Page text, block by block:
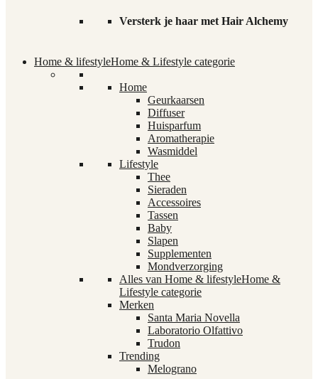
Versterk je haar met Hair Alchemy
Home & lifestyleHome & Lifestyle categorie
Home
Geurkaarsen
Diffuser
Huisparfum
Aromatherapie
Wasmiddel
Lifestyle
Thee
Sieraden
Accessoires
Tassen
Baby
Slapen
Supplementen
Mondverzorging
Alles van Home & lifestyleHome &
Lifestyle categorie
Merken
Santa Maria Novella
Laboratorio Olfattivo
Trudon
Trending
Melograno